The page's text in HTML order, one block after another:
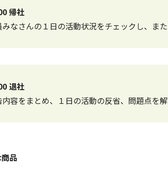
帰社
みなさんの１日の活動状況をチェックし、ま
退社
内容をまとめ、１日の活動の反省、問題点を
品